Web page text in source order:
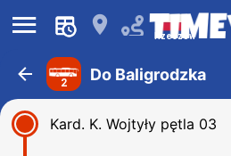
󰍜 󰍎 Rzeszów
󰁍 2 Do Baligrodzka
Kard. K. Wojtyły pętla 03